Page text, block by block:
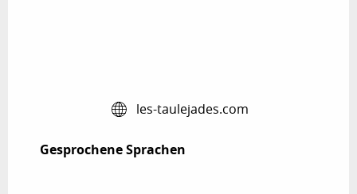
les-taulejades.com
Gesprochene Sprachen
Gesprochene Sprachen